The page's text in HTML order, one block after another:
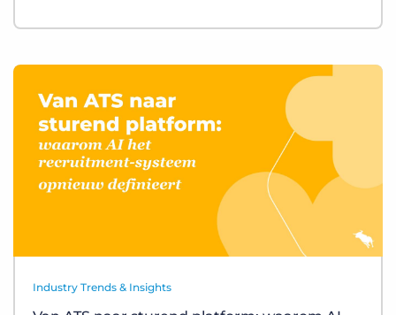
Industry Trends & Insights